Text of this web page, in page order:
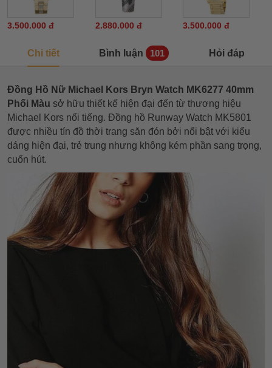
3.500.000 đ 2.880.000 đ 3.500.000 đ
Chi tiết Bình luận 101 Hỏi đáp
Đồng Hồ Nữ Michael Kors Bryn Watch MK6277 40mm
Phối Màu sở hữu thiết kế hiện đại đến từ thương hiệu
Michael Kors nổi tiếng. Đồng hồ Runway Watch MK5801
được nhiều tín đồ thời trang săn đón bởi nổi bật với kiểu
dáng hiện đại, trẻ trung nhưng không kém phần sang trọng,
cuốn hút.